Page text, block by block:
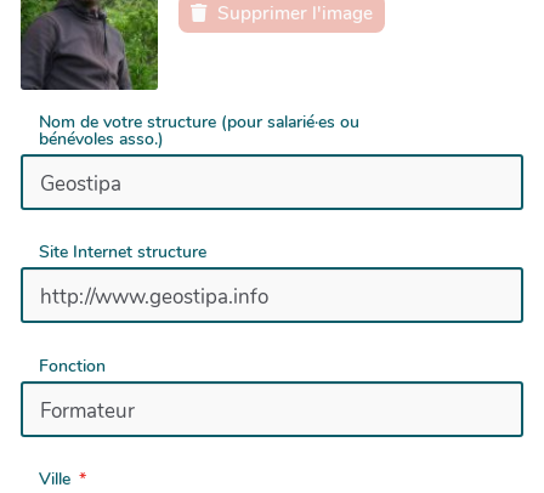
Supprimer l'image
Nom de votre structure (pour salarié·es ou
bénévoles asso.)
Site Internet structure
Fonction
Ville